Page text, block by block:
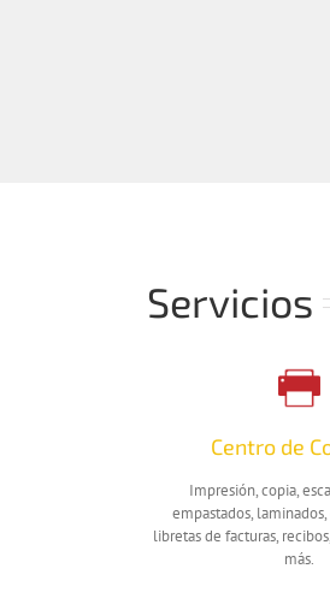
Servicios
Centro de
Impresión, copia,
empastados,
libretas de facturas,
más.